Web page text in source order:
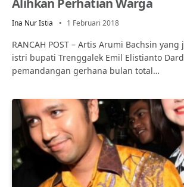
Alihkan Perhatian Warga
Ina Nur Istia 1 Februari 2018
RANCAH POST – Artis Arumi Bachsin
istri bupati Trenggalek Emil Elistianto
pemandangan gerhana bulan total…